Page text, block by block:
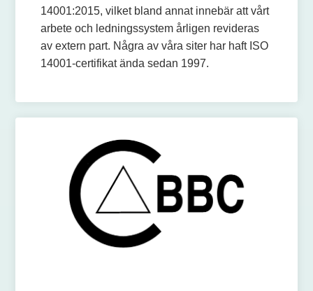
14001:2015, vilket bland annat innebär att vårt
arbete och ledningssystem årligen revideras
av extern part. Några av våra siter har haft ISO
14001-certifikat ända sedan 1997.